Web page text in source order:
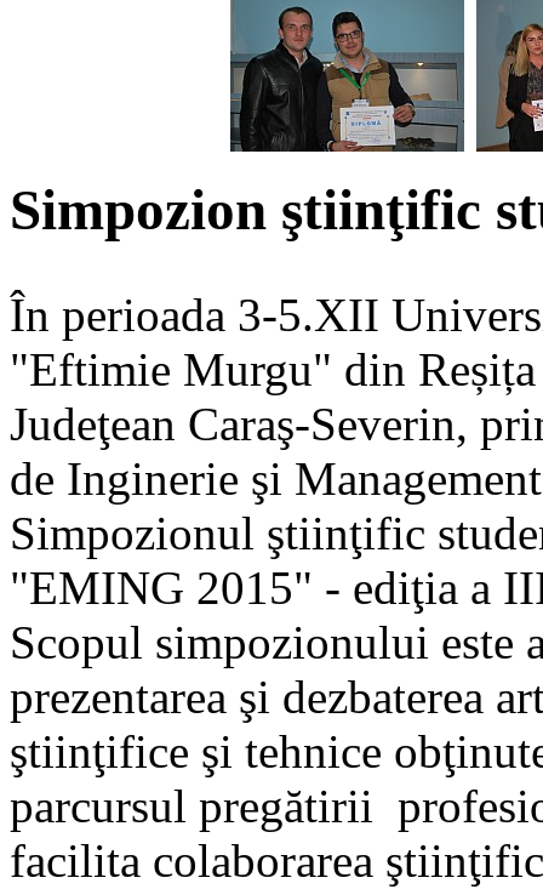
Simpozion ştiinţific
În perioada 3-5.XII
"Eftimie Murgu" din
Judeţean Caraş-Severin,
de Inginerie şi
Simpozionul ştiinţific
"EMING 2015" - ediţia a
Scopul simpozionului este
prezentarea şi dezbaterea
ştiinţifice şi tehnice
parcursul pregătirii
facilita colaborarea